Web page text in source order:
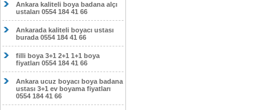
Ankara kaliteli boya badana alçı
ustaları 0554 184 41 66
Ankarada kaliteli boyacı ustası
burada 0554 184 41 66
filli boya 3+1 2+1 1+1 boya
fiyatları 0554 184 41 66
Ankara ucuz boyacı boya badana
ustası 3+1 ev boyama fiyatları
0554 184 41 66